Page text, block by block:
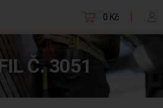
0 Kč
Č. 3051